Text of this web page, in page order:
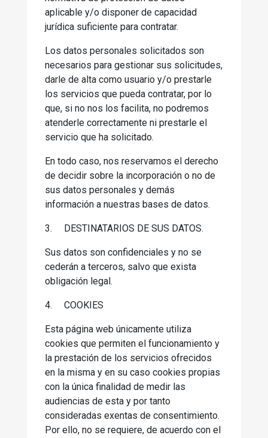
aplicable y/o disponer de capacidad
jurídica suficiente para contratar.
Los datos personales solicitados son
necesarios para gestionar sus solicitudes,
darle de alta como usuario y/o prestarle
los servicios que pueda contratar, por lo
que, si no nos los facilita, no podremos
atenderle correctamente ni prestarle el
servicio que ha solicitado.
En todo caso, nos reservamos el derecho
de decidir sobre la incorporación o no de
sus datos personales y demás
información a nuestras bases de datos.
3. DESTINATARIOS DE SUS DATOS.
Sus datos son confidenciales y no se
cederán a terceros, salvo que exista
obligación legal.
4. COOKIES
Esta página web únicamente utiliza
cookies que permiten el funcionamiento y
la prestación de los servicios ofrecidos
en la misma y en su caso cookies propias
con la única finalidad de medir las
audiencias de esta y por tanto
consideradas exentas de consentimiento.
Por ello, no se requiere, de acuerdo con el